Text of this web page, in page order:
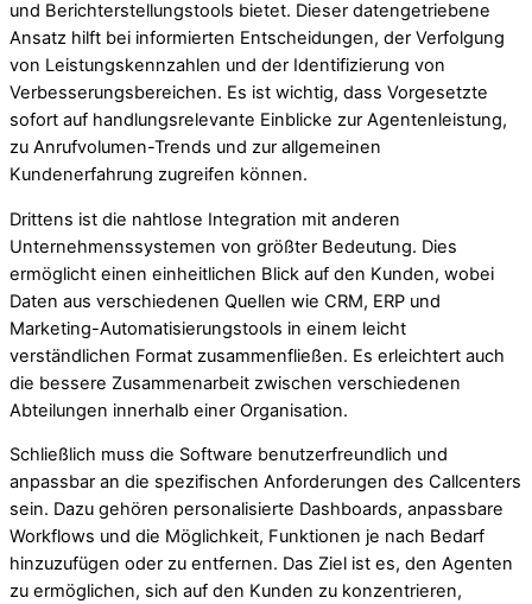
und Berichterstellungstools bietet. Dieser datengetriebene
Ansatz hilft bei informierten Entscheidungen, der Verfolgung
von Leistungskennzahlen und der Identifizierung von
Verbesserungsbereichen. Es ist wichtig, dass Vorgesetzte
sofort auf handlungsrelevante Einblicke zur Agentenleistung,
zu Anrufvolumen-Trends und zur allgemeinen
Kundenerfahrung zugreifen können.
Drittens ist die nahtlose Integration mit anderen
Unternehmenssystemen von größter Bedeutung. Dies
ermöglicht einen einheitlichen Blick auf den Kunden, wobei
Daten aus verschiedenen Quellen wie CRM, ERP und
Marketing-Automatisierungstools in einem leicht
verständlichen Format zusammenfließen. Es erleichtert auch
die bessere Zusammenarbeit zwischen verschiedenen
Abteilungen innerhalb einer Organisation.
Schließlich muss die Software benutzerfreundlich und
anpassbar an die spezifischen Anforderungen des Callcenters
sein. Dazu gehören personalisierte Dashboards, anpassbare
Workflows und die Möglichkeit, Funktionen je nach Bedarf
hinzuzufügen oder zu entfernen. Das Ziel ist es, den Agenten
zu ermöglichen, sich auf den Kunden zu konzentrieren,